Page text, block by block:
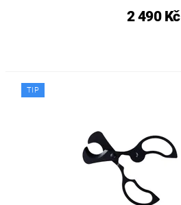
2 490 Kč
TIP